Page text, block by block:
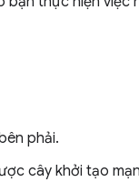
phải.
cây khởi tạo